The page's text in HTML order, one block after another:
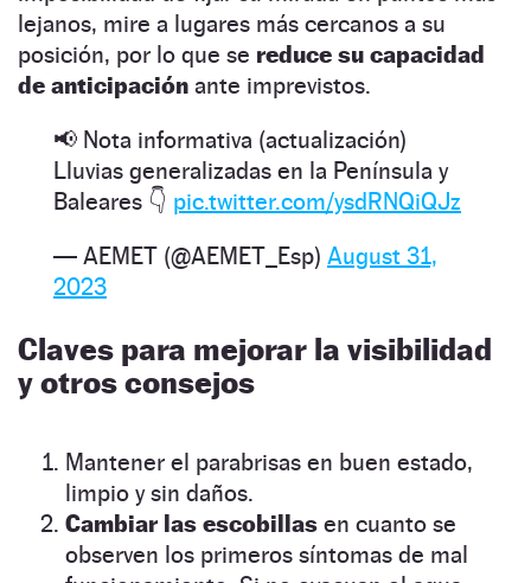
lejanos, mire a lugares más cercanos a su
posición, por lo que se reduce su capacidad
de anticipación ante imprevistos.
📢 Nota informativa (actualización)
Lluvias generalizadas en la Península y
Baleares 👇 pic.twitter.com/ysdRNQiQJz
— AEMET (@AEMET_Esp) August 31,
2023
Claves para mejorar la visibilidad
y otros consejos
Mantener el parabrisas en buen estado,
limpio y sin daños.
Cambiar las escobillas en cuanto se
observen los primeros síntomas de mal